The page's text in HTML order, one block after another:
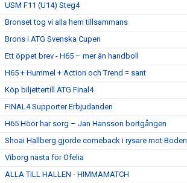
USM F11 (U14) Steg4
Bronset tog vi alla hem tillsammans
Brons i ATG Svenska Cupen
Ett öppet brev - H65 – mer än handboll
H65 + Hummel + Action och Trend = sant
Köp biljettertill ATG Final4
FINAL4 Supporter Erbjudanden
H65 Höör har sorg – Jan Hansson bortgången
Shoai Hallberg gjorde comeback i rysare mot Boden
Viborg nästa för Ofelia
ALLA TILL HALLEN - HIMMAMATCH